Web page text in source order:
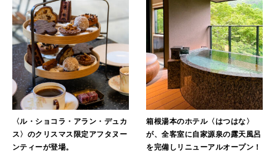
SUSTAINABLE
わたしができること
CULTURE
自分を耕す
WORK&MONEY
いい人生って？
〈ル・ショコラ・アラン・デュカ
ス〉のクリスマス限定アフタヌー
ンティーが登場。
箱根湯本のホテル〈はつはな〉
が、全客室に自家源泉の露天風呂
を完備しリニューアルオープン！